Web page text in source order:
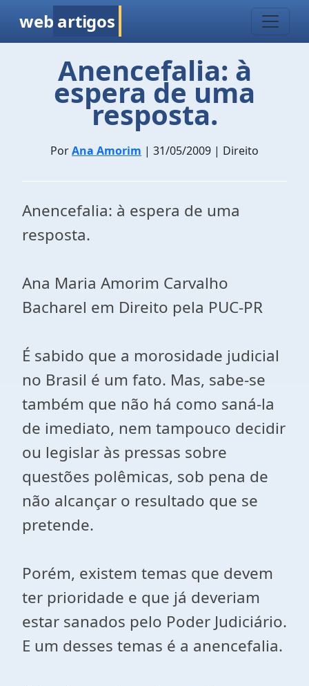
web artigos
Anencefalia: à
espera de uma
resposta.
PorAna Amorim | 31/05/2009 | Direito
Anencefalia: à espera de uma
resposta.
Ana Maria Amorim Carvalho
Bacharel em Direito pela PUC-PR
É sabido que a morosidade judicial
no Brasil é um fato. Mas, sabe-se
também que não há como saná-la
de imediato, nem tampouco decidir
ou legislar às pressas sobre
questões polêmicas, sob pena de
não alcançar o resultado que se
pretende.
Porém, existem temas que devem
ter prioridade e que já deveriam
estar sanados pelo Poder Judiciário.
E um desses temas é a anencefalia.